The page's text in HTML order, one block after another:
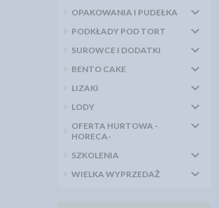
OPAKOWANIA I PUDEŁKA
PODKŁADY POD TORT
SUROWCE I DODATKI
BENTO CAKE
LIZAKI
LODY
OFERTA HURTOWA -
HORECA-
SZKOLENIA
WIELKA WYPRZEDAŻ